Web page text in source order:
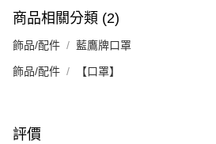
商品相關分類 (2)
飾品/配件 藍鷹牌口罩
飾品/配件 【口罩】
評價